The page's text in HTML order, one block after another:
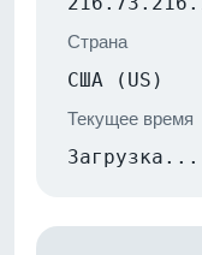
Страна
США (US)
Текущее время
Загрузка...